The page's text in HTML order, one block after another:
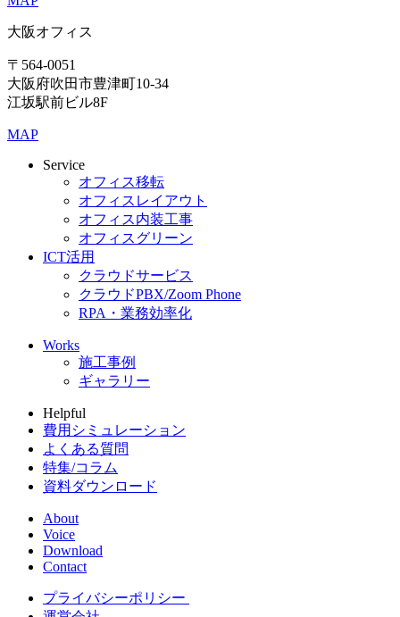
大阪オフィス
〒564-0051
大阪府吹田市豊津町10-34
江坂駅前ビル8F
MAP
Service
オフィス移転
オフィスレイアウト
オフィス内装工事
オフィスグリーン
ICT活用
クラウドサービス
クラウドPBX/Zoom Phone
RPA・業務効率化
Works
施工事例
ギャラリー
Helpful
費用シミュレーション
よくある質問
特集/コラム
資料ダウンロード
About
Voice
Download
Contact
プライバシーポリシー